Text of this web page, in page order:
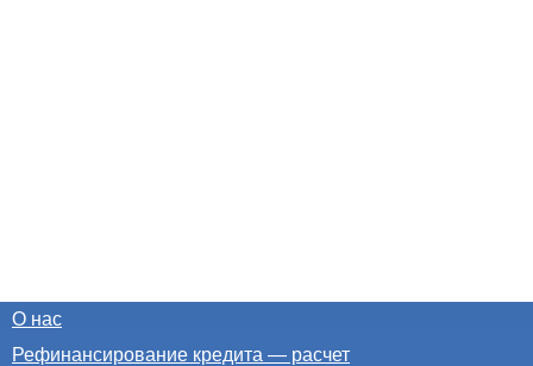
О нас
Рефинансирование кредита — расчет